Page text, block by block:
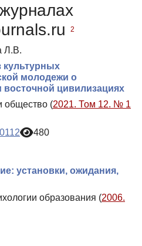
2
Л.В.
молодежи о
восточной цивилизациях
общество (2021. Том 12. № 1
480
установки, ожидания,
образования (2006.